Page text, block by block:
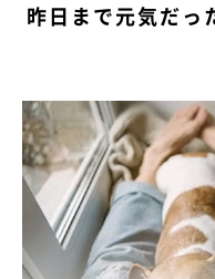
昨日まで元気だっ